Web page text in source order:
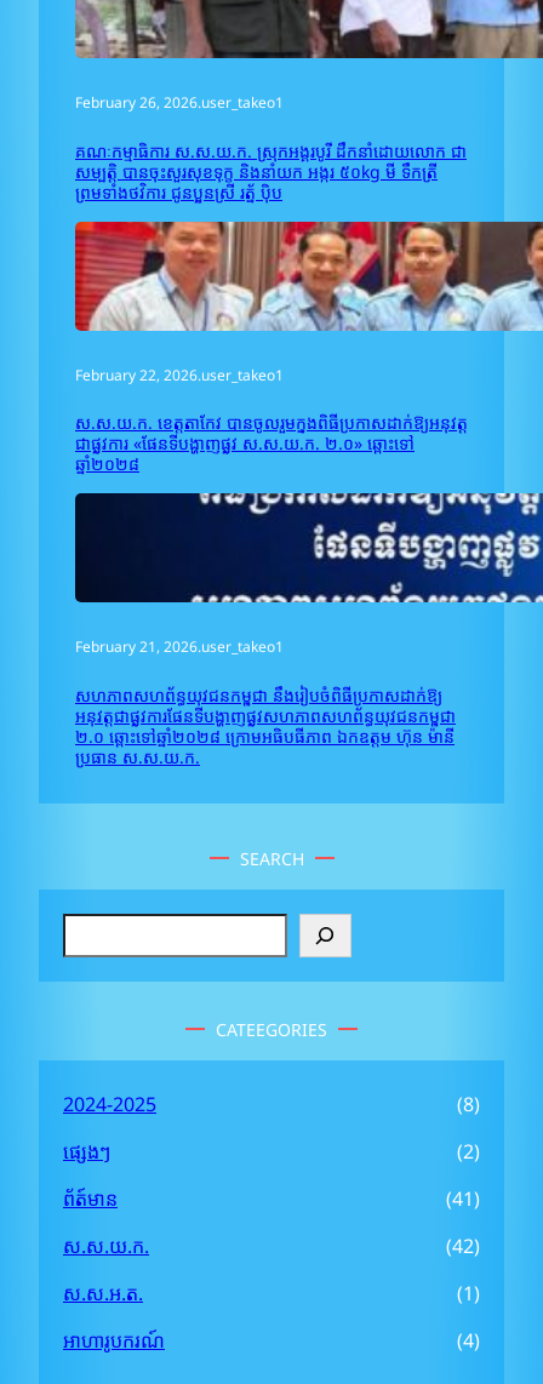
February 26, 2026.user_takeo1
គណៈកម្មាធិការ ស.ស.យ.ក. ស្រុកអង្គរបូរី ដឹកនាំដោយលោក ជា
សម្បត្តិ បានចុះសួរសុខទុក្ខ និងនាំយក អង្ករ ៥០kg មី ទឹកត្រី
ព្រមទាំងថវិការ ជូនប្អូនស្រី រត្ន័ ប៉ិប
February 22, 2026.user_takeo1
ស.ស.យ.ក. ខេត្តតាកែវ បានចូលរួមក្នុងពិធីប្រកាសដាក់ឱ្យអនុវត្ត
ជាផ្លូវការ «ផែនទីបង្ហាញផ្លូវ ស.ស.យ.ក. ២.០» ឆ្ពោះទៅ
ឆ្នាំ២០២៨
February 21, 2026.user_takeo1
សហភាពសហព័ន្ធយុវជនកម្ពុជា នឹងរៀបចំពិធីប្រកាសដាក់ឱ្យ
អនុវត្តជាផ្លូវការផែនទីបង្ហាញផ្លូវសហភាពសហព័ន្ធយុវជនកម្ពុជា
២.០ ឆ្ពោះទៅឆ្នាំ២០២៨ ក្រោមអធិបធីភាព ឯកឧត្តម ហ៊ុន ម៉ានី
ប្រធាន ស.ស.យ.ក.
SEARCH
e
a
h
CATEEGORIES
2024-2025
(8)
ផ្សេងៗ
(2)
ព័ត៍មាន
(41)
ស.ស.យ.ក.
(42)
ស.ស.អ.ត.
(1)
អាហារូបករណ៍
(4)